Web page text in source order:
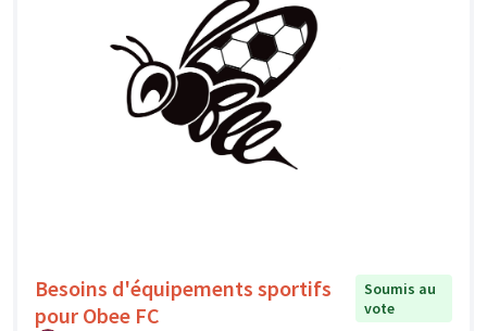
Besoins d'équipements sportifs
pour Obee FC
Soumis au
vote